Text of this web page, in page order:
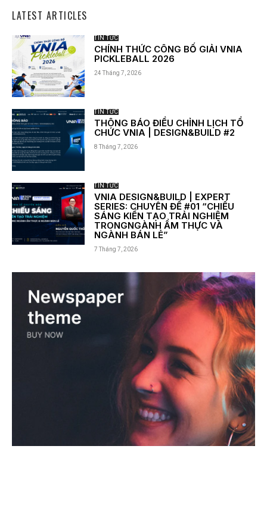
LATEST ARTICLES
TIN TỨC
CHÍNH THỨC CÔNG BỐ GIẢI VNIA
PICKLEBALL 2026
24 Tháng 7, 2026
TIN TỨC
THÔNG BÁO ĐIỀU CHỈNH LỊCH TỔ
CHỨC VNIA | DESIGN&BUILD #2
8 Tháng 7, 2026
TIN TỨC
VNIA DESIGN&BUILD | EXPERT
SERIES: CHUYÊN ĐỀ #01 “CHIẾU
SÁNG KIẾN TẠO TRẢI NGHIỆM
TRONGNGÀNH ẨM THỰC VÀ
NGÀNH BÁN LẺ”
7 Tháng 7, 2026